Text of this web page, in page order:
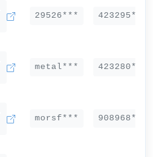
29526*** 423295***
metal*** 423280***
morsf*** 908968***